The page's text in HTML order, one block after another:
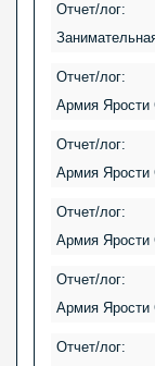
Отчет/лог:
Отчет/лог:
Армия Ярости
Отчет/лог:
Армия Ярости
Отчет/лог:
Армия Ярости
Отчет/лог:
Армия Ярости
Отчет/лог: